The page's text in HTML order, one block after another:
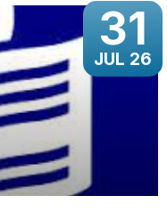
31
JUL 26